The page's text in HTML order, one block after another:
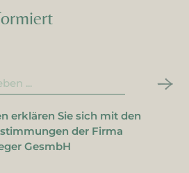
erklären Sie sich mit den
der Firma
GesmbH